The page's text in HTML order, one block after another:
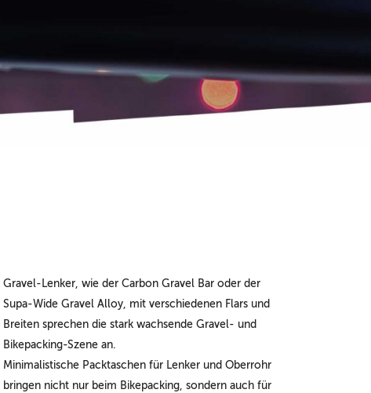
Gravel-Lenker, wie der Carbon Gravel Bar oder der
Supa-Wide Gravel Alloy, mit verschiedenen Flars und
Breiten sprechen die stark wachsende Gravel- und
Bikepacking-Szene an.
Minimalistische Packtaschen für Lenker und Oberrohr
bringen nicht nur beim Bikepacking, sondern auch für